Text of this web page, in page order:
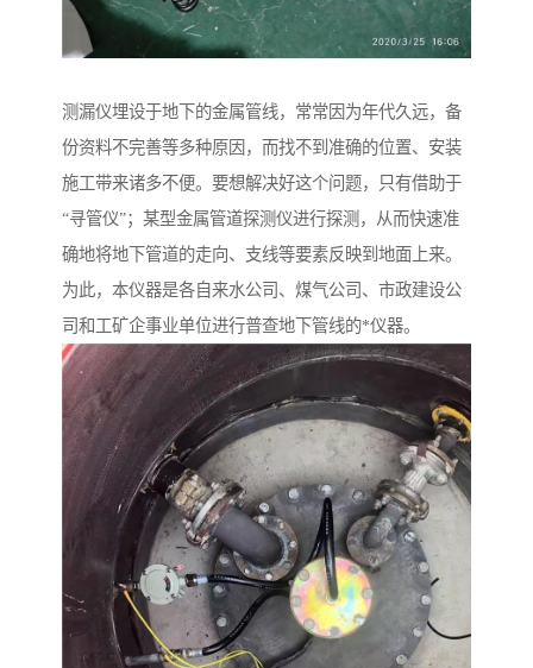
测漏仪埋设于地下的金属管线，常常因为年代久远，备
份资料不完善等多种原因，而找不到准确的位置、安装
施工带来诸多不便。要想解决好这个问题，只有借助于
“寻管仪”；某型金属管道探测仪进行探测，从而快速准
确地将地下管道的走向、支线等要素反映到地面上来。
为此，本仪器是各自来水公司、煤气公司、市政建设公
司和工矿企事业单位进行普查地下管线的*仪器。